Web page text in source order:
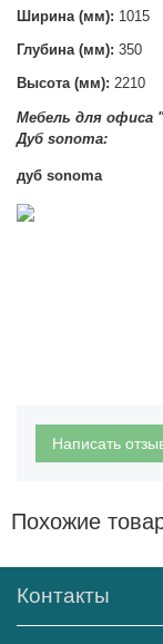
Ширина (мм): 1015
Глубина (мм): 350
Высота (мм): 2210
Мебель для офиса
Дуб sonoma:
дуб sonoma
Написать
Похожие
Контакты